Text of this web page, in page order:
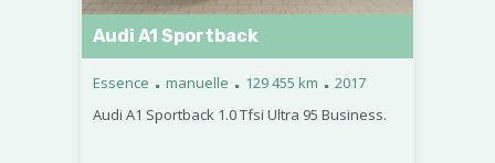
Audi A1 Sportback
Essence . manuelle . 129 455 km . 2017
Audi A1 Sportback 1.0 Tfsi Ultra 95 Business.